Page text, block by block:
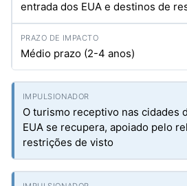
entrada dos EUA e destinos de
Médio prazo (2-4 anos)
O turismo receptivo nas cidades
EUA se recupera, apoiado pelo
restrições de visto